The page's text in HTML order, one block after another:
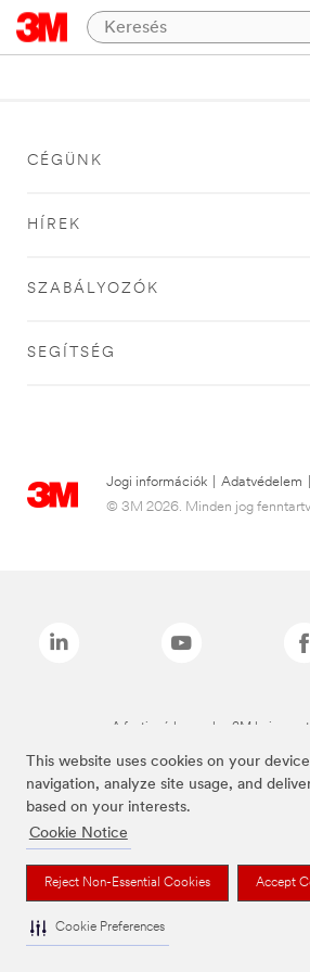
This website uses cookies on your
navigation, analyze site usage, and
based on your interests.
Cookie Notice
Reject Non-Essential Cookies Accept
Cookie Preferences
CÉGÜNK
HÍREK
SZABÁLYOZÓK
SEGÍTSÉG
Jogi információk Adatvédelem
© 3M 2026. Minden jog
A fenti márkanevek a 3M